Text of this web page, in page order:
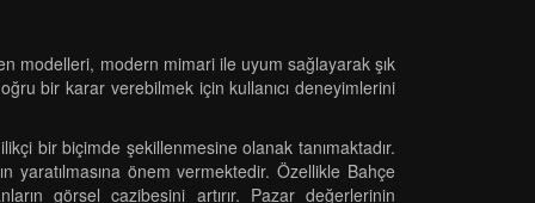
modelleri, modern mimari ile uyum sağlayarak şık
bir karar verebilmek için kullanıcı deneyimlerini
bir biçimde şekillenmesine olanak tanımaktadır.
yaratılmasına önem vermektedir. Özellikle Bahçe
görsel cazibesini artırır. Pazar değerlerinin